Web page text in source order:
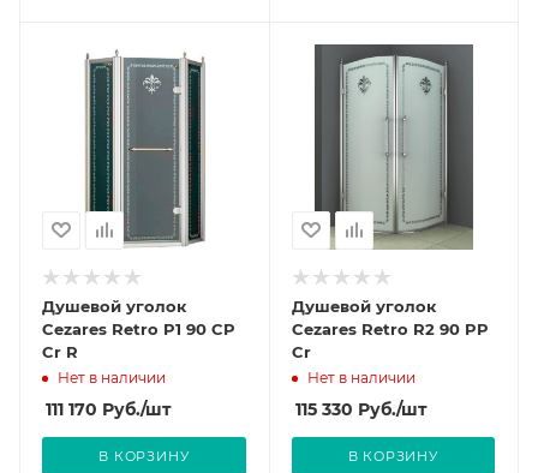
Душевой уголок
Cezares Retro P1 90 CP
Cr R
Нет в наличии
111 170 Руб./шт
В КОРЗИНУ
Душевой уголок
Cezares Retro R2 90 PP
Cr
Нет в наличии
115 330 Руб./шт
В КОРЗИНУ